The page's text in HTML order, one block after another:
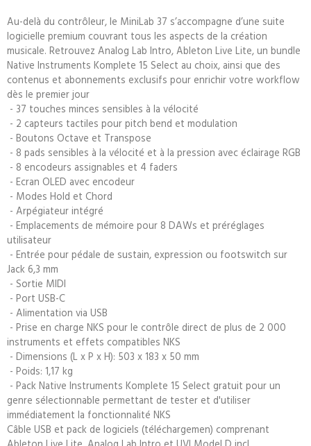
Au-delà du contrôleur, le MiniLab 37 s’accompagne d’une suite
logicielle premium couvrant tous les aspects de la création
musicale. Retrouvez Analog Lab Intro, Ableton Live Lite, un bundle
Native Instruments Komplete 15 Select au choix, ainsi que des
contenus et abonnements exclusifs pour enrichir votre workflow
dès le premier jour
- 37 touches minces sensibles à la vélocité
- 2 capteurs tactiles pour pitch bend et modulation
- Boutons Octave et Transpose
- 8 pads sensibles à la vélocité et à la pression avec éclairage RGB
- 8 encodeurs assignables et 4 faders
- Ecran OLED avec encodeur
- Modes Hold et Chord
- Arpégiateur intégré
- Emplacements de mémoire pour 8 DAWs et préréglages
utilisateur
- Entrée pour pédale de sustain, expression ou footswitch sur
Jack 6,3 mm
- Sortie MIDI
- Port USB-C
- Alimentation via USB
- Prise en charge NKS pour le contrôle direct de plus de 2 000
instruments et effets compatibles NKS
- Dimensions (L x P x H): 503 x 183 x 50 mm
- Poids: 1,17 kg
- Pack Native Instruments Komplete 15 Select gratuit pour un
genre sélectionnable permettant de tester et d'utiliser
immédiatement la fonctionnalité NKS
Câble USB et pack de logiciels (téléchargemen) comprenant